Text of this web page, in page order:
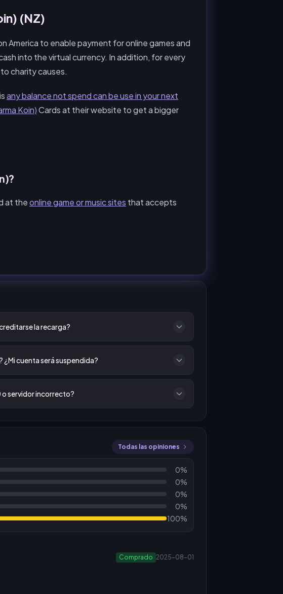
(NZ)
America to enable payment for online games and
into the virtual currency. In addition, for every
charity causes.
any balance not spend can be use in your next
Koin)Cards at their website to get a bigger
at theonline game or music sites that accepts
la recarga?
cuenta será suspendida?
o servidor incorrecto?
Todas las opiniones
0%
0%
0%
0%
100%
Comprado 2025-08-01